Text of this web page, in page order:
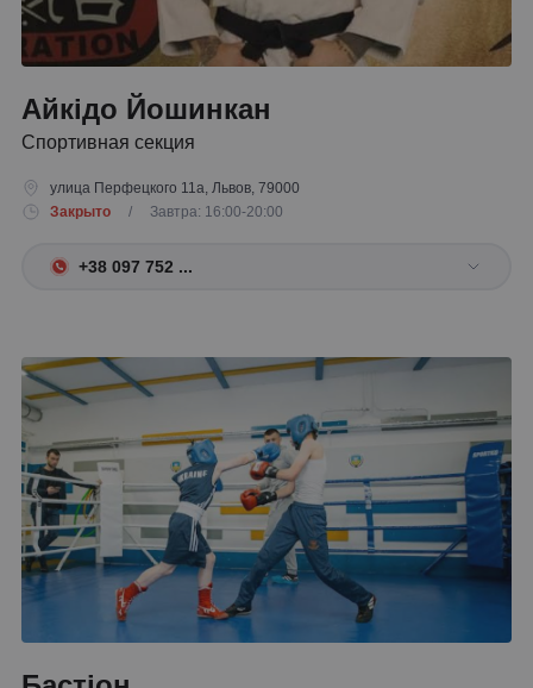
Айкідо Йошинкан
Спортивная секция
улица Перфецкого 11а, Львов, 79000
Закрыто
/ Завтра: 16:00-20:00
+38 097 752 ...